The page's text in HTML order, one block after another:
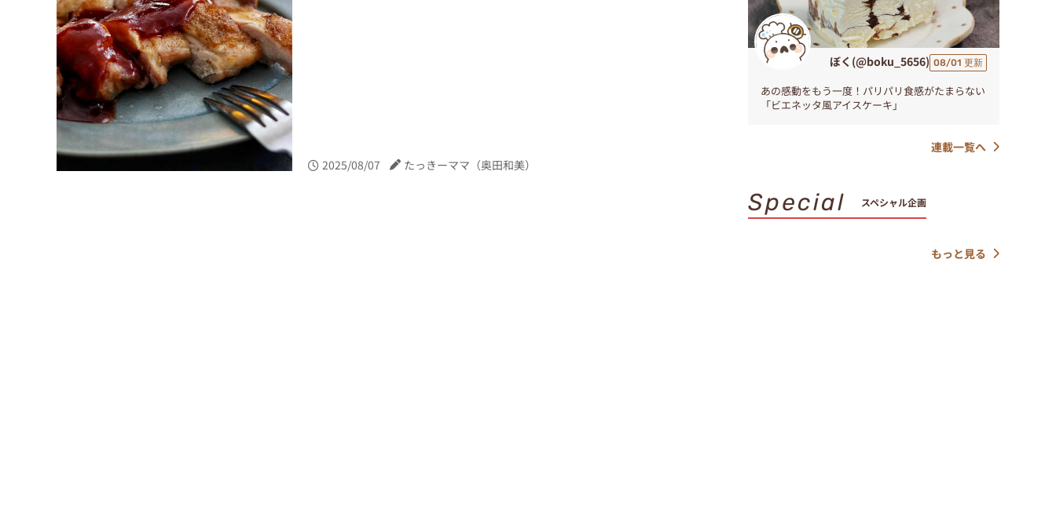
2025/08/07 たっきーママ（奥田和美）
ぼく(@boku_5656) 08/01 更新
あの感動をもう一度！パリパリ食感がたまらない
「ビエネッタ風アイスケーキ」
連載一覧へ
Special スペシャル企画
もっと見る